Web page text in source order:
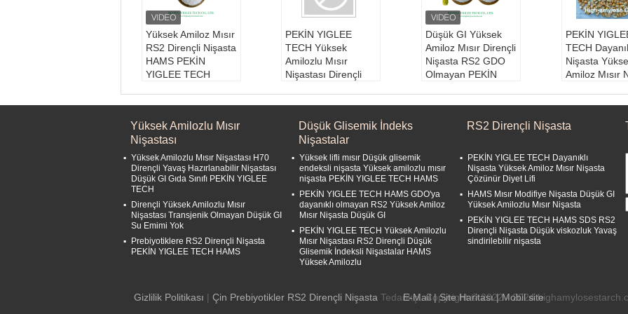
Yüksek Amiloz Mısır
RS2 Dirençli Nişasta
HAMS PEKİN
YIGLEE TECH
rch
Shelf life:
s
Strorage Condition
1:Normal temperat
ure
PEKİN YIGLEE
TECH Yüksek
Amilozlu Mısır
Nişastası Dirençli
Amilozlu Mısır
Türü:Dayanıklı Mıs
Kalıcılık süresi: 24
Depolama Durumu
Normal sıcaklık
Düşük GI Yüksek
Amiloz Mısır Dirençli
Nişasta RS2 GDO
Olmayan PEKİN
Çiğ madde:Yüksek
Dayanıklı Mıs
ır
Kalıcılık süresi: 24
ay
Depolama Durumu
Normal sıcaklık
PEKİN
TECH
Nişasta
Amiloz Mısır
Türü:
Kalıcılık
ay
1:Normal
Yüksek Amilozlu Mısır
Nişastası
Yüksek Amilozlu Mısır Nişastası H70
Dirençli Yavaş Hazırlanabilir Nişastası
Düşük GI Gıda Sınıfı PEKİN YIGLEE
TECH
Dirençli Yüksek Amilozlu Mısır
Nişastası Transjenik Olmayan Düşük GI
Su Emimi Yok
Prebiyotiklere RS2 Dirençli Nişasta
PEKİN YIGLEE TECH HAMS
Düşük Glisemik İndeks
Nişastalar
Yüksek lifli mısır Düşük glisemik
endeksli nişasta Yüksek amilozlu mısır
nişasta PEKİN YIGLEE TECH HAMS
PEKİN YIGLEE TECH HAMS GDO'ya
dayanıklı olmayan RS2 Yüksek Amiloz
Mısır Nişasta Düşük GI
PEKİN YIGLEE TECH Yüksek Amilozlu
Mısır Nişastası RS2 Dirençli Düşük
Glisemik İndeksli Nişastalar HAMS
Yüksek Amilozlu
RS2 Dirençli Nişasta
PEKİN YIGLEE TECH Dayanıklı
Nişasta Yüksek Amiloz Mısır Nişasta
Çözünür Diyet Lifi
HAMS Mısır Modifiye Nişasta Düşük GI
Yüksek Amilozlu Mısır Nişasta
PEKİN YIGLEE TECH HAMS SDS RS2
Dirençli Nişasta Düşük viskozluk Yavaş
sindirilebilir nişasta
E-Mail|Site Haritası | Mobil site
Gizlilik Politikası | Çin Prebiyotikler RS2 Dirençli Nişasta Tedarikçi. Copyright © 2022 - 2024